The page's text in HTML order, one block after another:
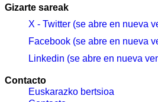
Gizarte sareak
X - Twitter (se abre en nueva
Facebook (se abre en nueva
Linkedin (se abre en nueva
Contacto
Euskarazko bertsioa